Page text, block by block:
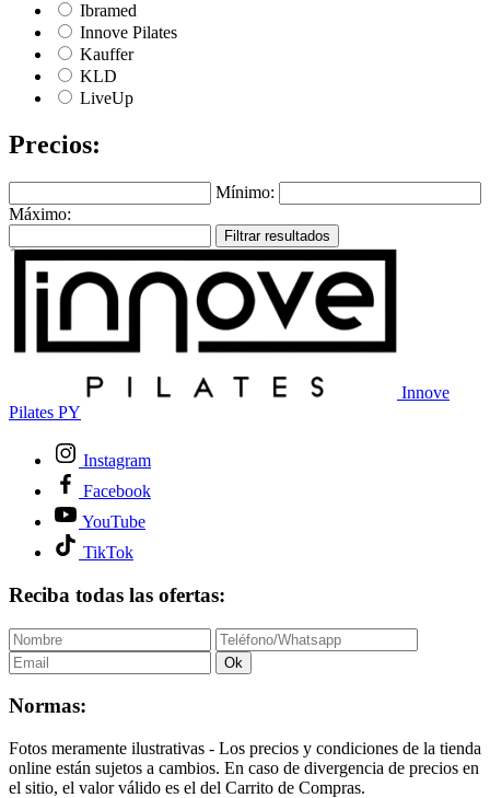
Ibramed
Innove Pilates
Kauffer
KLD
LiveUp
Precios:
Mínimo:
Máximo:
Filtrar resultados
Innove
Pilates PY
Instagram
Facebook
YouTube
TikTok
Reciba todas las ofertas:
Ok
Normas:
Fotos meramente ilustrativas - Los precios y condiciones de la tienda
online están sujetos a cambios. En caso de divergencia de precios en
el sitio, el valor válido es el del Carrito de Compras.